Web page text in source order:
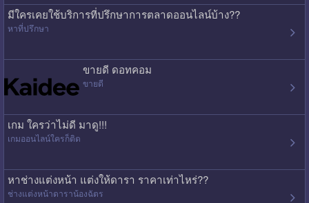
มีใครเคยใช้บริการที่ปรึกษาการตลาดออนไลน์บ้าง??
หาที่ปรึกษา
ขายดี ดอทคอม
ขายดี
เกม ใครว่าไม่ดี มาดู!!!
เกมออนไลน์ใครก็ติด
หาช่างแต่งหน้า แต่งให้ดารา ราคาเท่าไหร่??
ช่างแต่งหน้าดาราน้องฉัตร